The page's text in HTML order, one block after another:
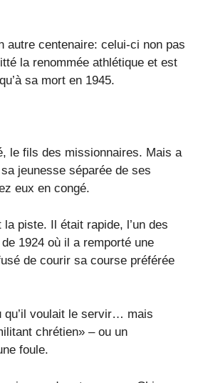
autre centenaire: celui-ci non pas
la renommée athlétique et est
sa mort en 1945.
le fils des missionnaires. Mais a
jeunesse séparée de ses
eux en congé.
piste. Il était rapide, l’un des
1924 où il a remporté une
de courir sa course préférée
qu’il voulait le servir… mais
chrétien» – ou un
foule.